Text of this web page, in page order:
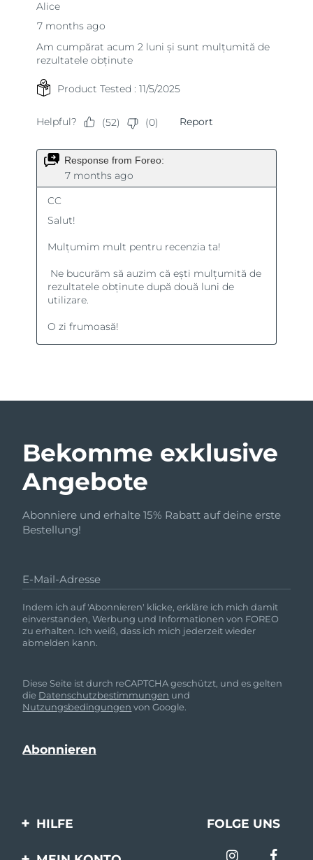
Bekomme exklusive
Angebote
Abonniere und erhalte 15% Rabatt auf deine erste
Bestellung!
E-Mail-Adresse
Indem ich auf 'Abonnieren' klicke, erkläre ich mich damit
einverstanden, Werbung und Informationen von FOREO
zu erhalten. Ich weiß, dass ich mich jederzeit wieder
abmelden kann.
Diese Seite ist durch reCAPTCHA geschützt, und es gelten
die Datenschutzbestimmungen und
Nutzungsbedingungen von Google.
HILFE
Kontaktiere uns
FOLGE UNS